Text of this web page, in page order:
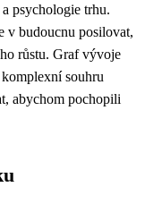
psychologie trhu.
v budoucnu posilovat,
růstu. Graf vývoje
souhru
abychom pochopili